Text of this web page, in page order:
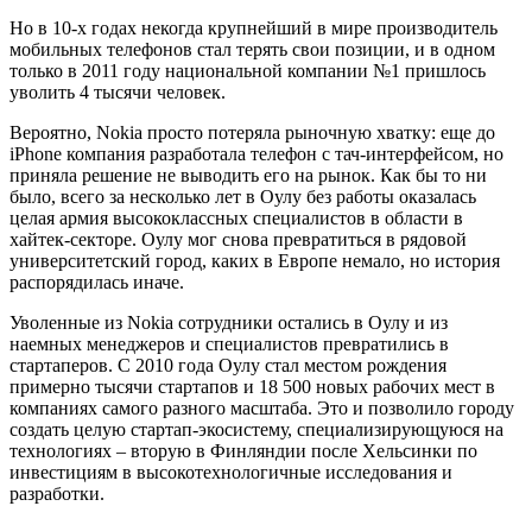
Но в 10-х годах некогда крупнейший в мире производитель
мобильных телефонов стал терять свои позиции, и в одном
только в 2011 году национальной компании №1 пришлось
уволить 4 тысячи человек.
Вероятно, Nokia просто потеряла рыночную хватку: еще до
iPhone компания разработала телефон с тач-интерфейсом, но
приняла решение не выводить его на рынок. Как бы то ни
было, всего за несколько лет в Оулу без работы оказалась
целая армия высококлассных специалистов в области в
хайтек-секторе. Оулу мог снова превратиться в рядовой
университетский город, каких в Европе немало, но история
распорядилась иначе.
Уволенные из Nokia сотрудники остались в Оулу и из
наемных менеджеров и специалистов превратились в
стартаперов. С 2010 года Оулу стал местом рождения
примерно тысячи стартапов и 18 500 новых рабочих мест в
компаниях самого разного масштаба. Это и позволило городу
создать целую стартап-экосистему, специализирующуюся на
технологиях – вторую в Финляндии после Хельсинки по
инвестициям в высокотехнологичные исследования и
разработки.